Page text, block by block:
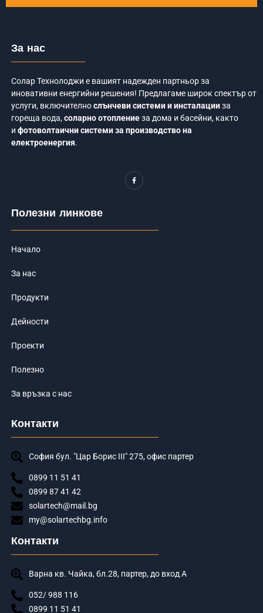
За нас
Солар Технолоджи е вашият надежден партньор за
иновативни енергийни решения! Предлагаме широк спектър от
услуги, включителнослънчеви системи и инсталацииза
гореща вода,соларно отоплениеза дома и басейни, както
и фотоволтаични системи за производство на
електроенергия.
F
a
c
f
Полезни линкове
Начало
За нас
Продукти
Дейности
Проекти
Полезно
За връзка с нас
Контакти
София бул. "Цар Борис III" 275, офис партер
0899 11 51 41
0899 87 41 42
solartech@mail.bg
my@solartechbg.info
Контакти
Варна кв. Чайка, бл.28, партер, до вход А
052/ 988 116
0899 11 51 41